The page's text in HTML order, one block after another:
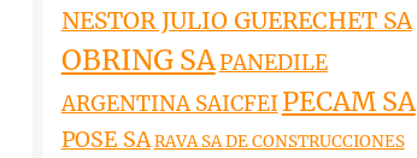
NESTOR JULIO GUERECHET SA
OBRING SAPANEDILE
ARGENTINA SAICFEI PECAM SA
POSE SARAVA SA DE CONSTRUCCIONES